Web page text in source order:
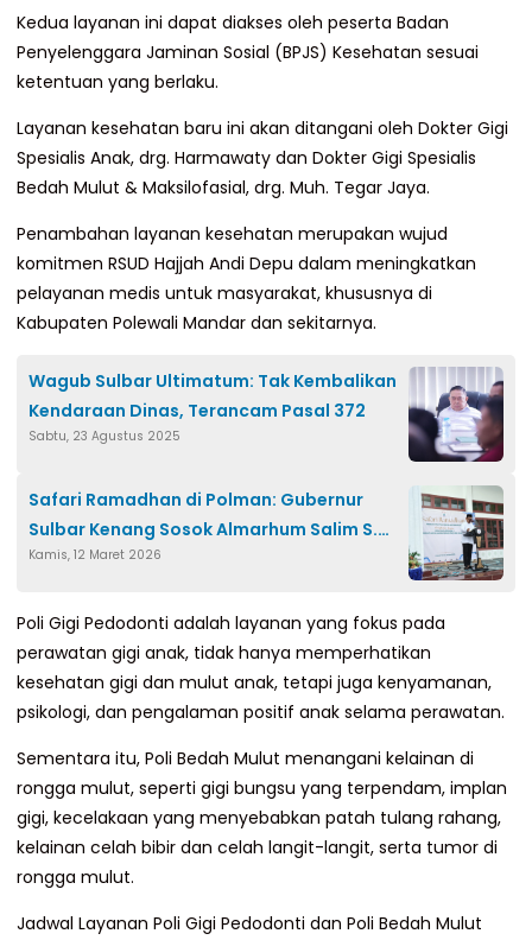
Kedua layanan ini dapat diakses oleh peserta Badan
Penyelenggara Jaminan Sosial (BPJS) Kesehatan sesuai
ketentuan yang berlaku.
Layanan kesehatan baru ini akan ditangani oleh Dokter Gigi
Spesialis Anak, drg. Harmawaty dan Dokter Gigi Spesialis
Bedah Mulut & Maksilofasial, drg. Muh. Tegar Jaya.
Penambahan layanan kesehatan merupakan wujud
komitmen RSUD Hajjah Andi Depu dalam meningkatkan
pelayanan medis untuk masyarakat, khususnya di
Kabupaten Polewali Mandar dan sekitarnya.
Wagub Sulbar Ultimatum: Tak Kembalikan
Kendaraan Dinas, Terancam Pasal 372
Sabtu, 23 Agustus 2025
Safari Ramadhan di Polman: Gubernur
Sulbar Kenang Sosok Almarhum Salim S.
Mengga dan Dorong Transformasi Ekonomi
Kamis, 12 Maret 2026
Poli Gigi Pedodonti adalah layanan yang fokus pada
perawatan gigi anak, tidak hanya memperhatikan
kesehatan gigi dan mulut anak, tetapi juga kenyamanan,
psikologi, dan pengalaman positif anak selama perawatan.
Sementara itu, Poli Bedah Mulut menangani kelainan di
rongga mulut, seperti gigi bungsu yang terpendam, implan
gigi, kecelakaan yang menyebabkan patah tulang rahang,
kelainan celah bibir dan celah langit-langit, serta tumor di
rongga mulut.
Jadwal Layanan Poli Gigi Pedodonti dan Poli Bedah Mulut